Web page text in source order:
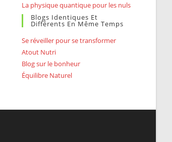
La physique quantique pour les nuls
Blogs Identiques Et
Différents En Même Temps
Se réveiller pour se transformer
Atout Nutri
Blog sur le bonheur
Équilibre Naturel